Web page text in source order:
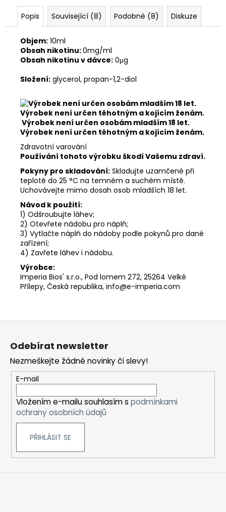
Popis Související (8) Podobné (8) Diskuze
Objem: 10ml
Obsah nikotinu:0mg/ml
Obsah nikotinu v dávce: 0μg
Složení: glycerol, propan-1,2-diol
Výrobek není určen osobám mladším 18 let.
Výrobek není určen těhotným a kojícím ženám.
Zdravotní varování
Používání tohoto výrobku škodí Vašemu zdraví.
Pokyny pro skladování: Skladujte uzamčené při
teplotě do 25 °C na temném a suchém místě.
Uchovávejte mimo dosah osob mladších 18 let.
Návod k použití:
1) Odšroubujte láhev;
2) Otevřete nádobu pro náplň;
3) Vytlačte náplň do nádoby podle pokynů pro dané
zařízení;
4) Zavřete láhev i nádobu.
Výrobce:
Imperia Bios' s.r.o., Pod lomem 272, 25264 Velké
Přílepy, Česká republika, info@e-imperia.com
Odebírat newsletter
Nezmeškejte žádné novinky či slevy!
E-mail
Vložením e-mailu souhlasím s podmínkami
ochrany osobních údajů
PŘIHLÁSIT SE